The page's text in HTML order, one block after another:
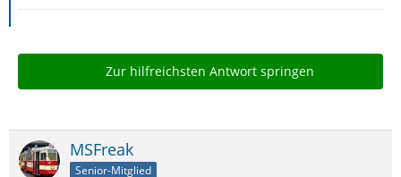
Zur hilfreichsten Antwort springen
MSFreak
Senior-Mitglied